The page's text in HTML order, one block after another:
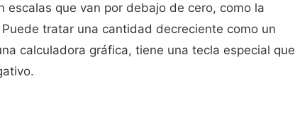
escalas que van por debajo de cero, como la
tratar una cantidad decreciente como un
calculadora gráfica, tiene una tecla especial que